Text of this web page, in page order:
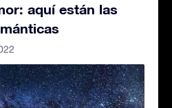
aquí están las